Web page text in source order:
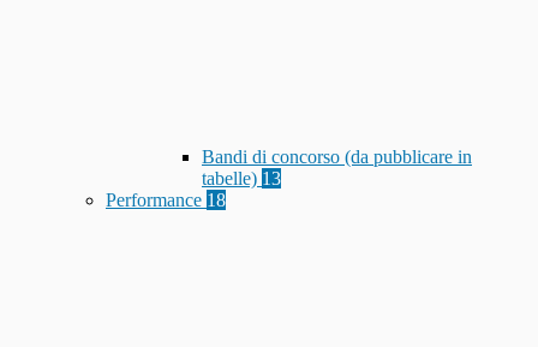
Bandi di concorso (da pubblicare in
tabelle) 13
Performance 18